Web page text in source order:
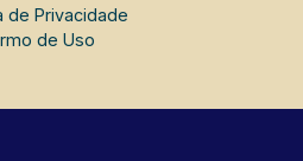
de Privacidade
de Uso